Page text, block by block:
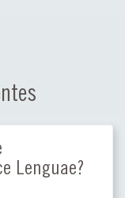
Lenguae?